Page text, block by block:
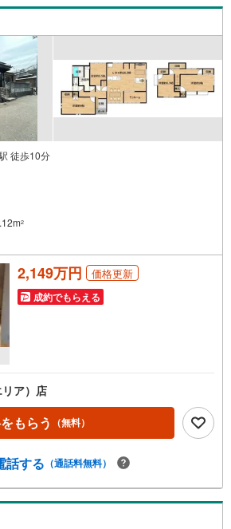
徒歩10分
2
2,149万円 価格更新
成約でもらえる
ア）店
もらう （無料）
話する （通話料無料）